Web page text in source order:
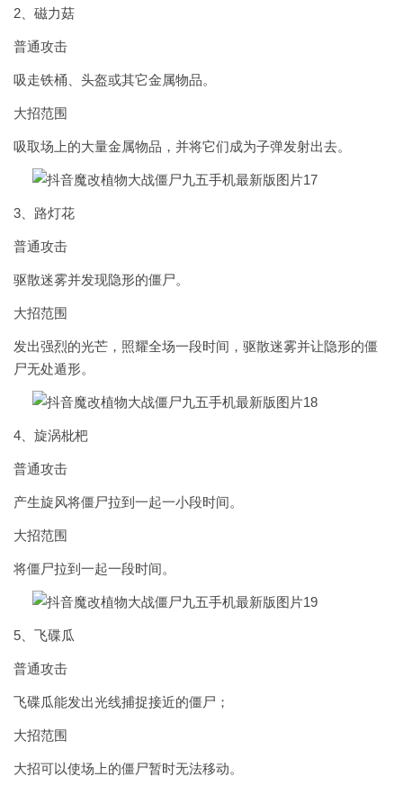
2、磁力菇
普通攻击
吸走铁桶、头盔或其它金属物品。
大招范围
吸取场上的大量金属物品，并将它们成为子弹发射出去。
3、路灯花
普通攻击
驱散迷雾并发现隐形的僵尸。
大招范围
发出强烈的光芒，照耀全场一段时间，驱散迷雾并让隐形的僵
尸无处遁形。
4、旋涡枇杷
普通攻击
产生旋风将僵尸拉到一起一小段时间。
大招范围
将僵尸拉到一起一段时间。
5、飞碟瓜
普通攻击
飞碟瓜能发出光线捕捉接近的僵尸；
大招范围
大招可以使场上的僵尸暂时无法移动。